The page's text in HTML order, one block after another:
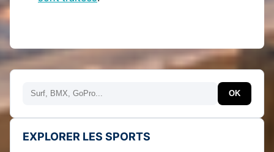
Rechercher OK
EXPLORER LES SPORTS